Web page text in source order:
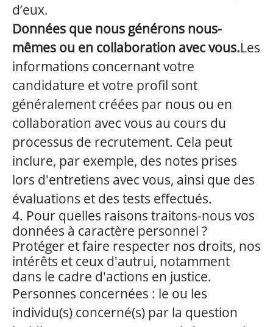
d’eux.
Données que nous générons nous-
mêmes ou en collaboration avec vous.Les
informations concernant votre
candidature et votre profil sont
généralement créées par nous ou en
collaboration avec vous au cours du
processus de recrutement. Cela peut
inclure, par exemple, des notes prises
lors d'entretiens avec vous, ainsi que des
évaluations et des tests effectués.
4. Pour quelles raisons traitons-nous vos
données à caractère personnel ?
Protéger et faire respecter nos droits, nos
intérêts et ceux d'autrui, notamment
dans le cadre d'actions en justice.
Personnes concernées : le ou les
individu(s) concerné(s) par la question